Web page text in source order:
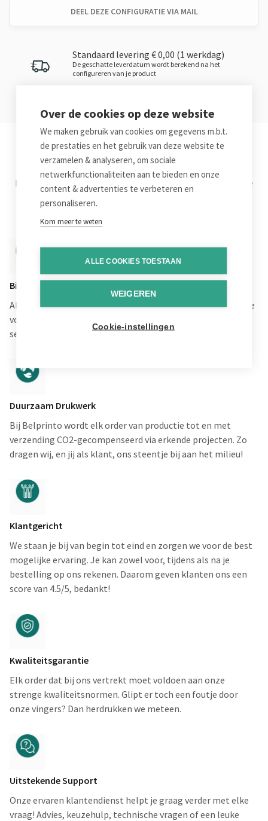
Over de cookies op deze website
We maken gebruik van cookies om gegevens m.b.t.
de prestaties en het gebruik van deze website te
verzamelen & analyseren, om sociale
netwerkfunctionaliteiten aan te bieden en onze
content & advertenties te verbeteren en
personaliseren.
Kom meer te weten
ALLE COOKIES TOESTAAN
WEIGEREN
Cookie-instellingen
DEEL DEZE CONFIGURATIE VIA MAIL
Standaard levering € 0,00 (1 werkdag)
De geschatte leverdatum wordt berekend na het
configureren van je product
Waarom Belprinto?
Leuk dat je bij Belprinto terecht komt om je online druk te
bestellen. Hier nog eens de voornaamste troeven op een
Bijna 100 Jaar Ervaring
Al bijna 100 jaar zorgen we bij Graphius voor drukwerk in alle
vormen en maten. Nu kan je online van dezelfde ervaring,
service en kwaliteit genieten.
Duurzaam Drukwerk
Bij Belprinto wordt elk order van productie tot en met
verzending CO2-gecompenseerd via erkende projecten. Zo
dragen wij, en jij als klant, ons steentje bij aan het milieu!
Klantgericht
We staan je bij van begin tot eind en zorgen we voor de best
mogelijke ervaring. Je kan zowel voor, tijdens als na je
bestelling op ons rekenen. Daarom geven klanten ons een
score van 4.5/5, bedankt!
Kwaliteitsgarantie
Elk order dat bij ons vertrekt moet voldoen aan onze
strenge kwaliteitsnormen. Glipt er toch een foutje door
onze vingers? Dan herdrukken we meteen.
Uitstekende Support
Onze ervaren klantendienst helpt je graag verder met elke
vraag! Advies, keuzehulp, technische vragen of een leuke